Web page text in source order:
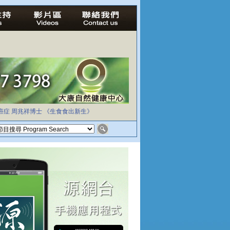
症 周兆祥博士 《生食食出新生》